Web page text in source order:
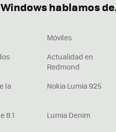
hablamos
Móviles
Actualidad en
Redmond
la
Nokia Lumia 925
8.1
Lumia Denim